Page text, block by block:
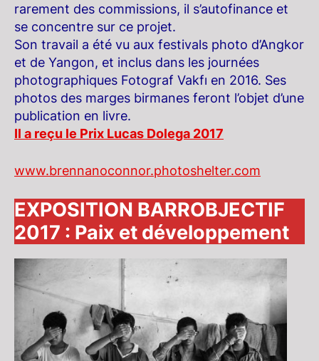
rarement des commissions, il s’autofinance et
se concentre sur ce projet.
Son travail a été vu aux festivals photo d’Angkor
et de Yangon, et inclus dans les journées
photographiques Fotograf Vakfı en 2016. Ses
photos des marges birmanes feront l’objet d’une
publication en livre.
Il a reçu le Prix Lucas Dolega 2017
www.brennanoconnor.photoshelter.com
EXPOSITION BARROBJECTIF
2017 : Paix et développement